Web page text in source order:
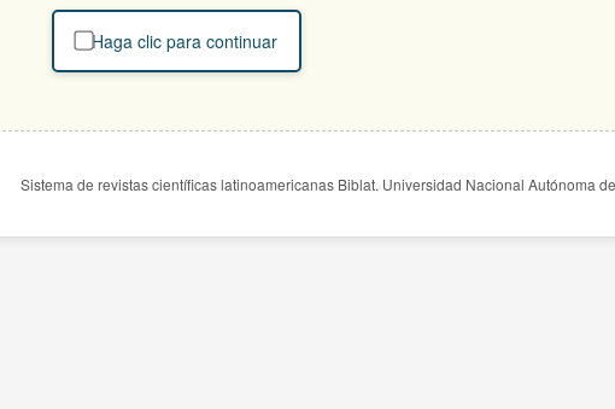
Haga clic para continuar
Sistema de revistas científicas latinoamericanas Biblat. Universidad Nacional Autónoma